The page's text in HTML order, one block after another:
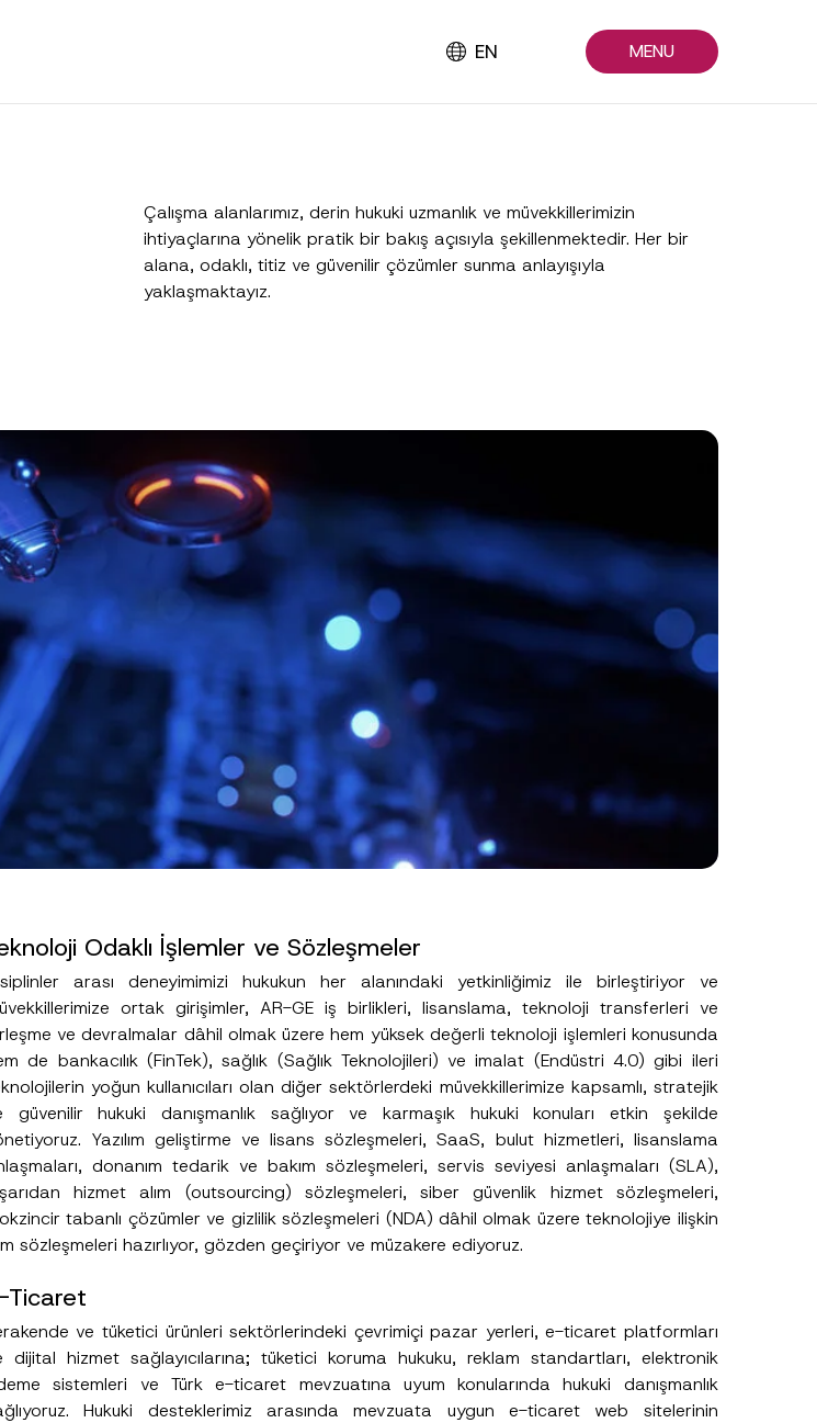
EN MENU
Çalışma alanlarımız, derin hukuki uzmanlık ve müvekkillerimizin
ihtiyaçlarına yönelik pratik bir bakış açısıyla şekillenmektedir. Her bir
alana, odaklı, titiz ve güvenilir çözümler sunma anlayışıyla
yaklaşmaktayız.
Odaklı İşlemler ve Sözleşmeler
arası deneyimimizi hukukun her alanındaki yetkinliğimiz ile birleştiriyor ve
ortak girişimler, AR-GE iş birlikleri, lisanslama, teknoloji transferleri ve
ve devralmalar dâhil olmak üzere hem yüksek değerli teknoloji işlemleri konusunda
de bankacılık (FinTek), sağlık (Sağlık Teknolojileri) ve imalat (Endüstri 4.0) gibi ileri
yoğun kullanıcıları olan diğer sektörlerdeki müvekkillerimize kapsamlı, stratejik
güvenilir hukuki danışmanlık sağlıyor ve karmaşık hukuki konuları etkin şekilde
Yazılım geliştirme ve lisans sözleşmeleri, SaaS, bulut hizmetleri, lisanslama
donanım tedarik ve bakım sözleşmeleri, servis seviyesi anlaşmaları (SLA),
hizmet alım (outsourcing) sözleşmeleri, siber güvenlik hizmet sözleşmeleri,
tabanlı çözümler ve gizlilik sözleşmeleri (NDA) dâhil olmak üzere teknolojiye ilişkin
sözleşmeleri hazırlıyor, gözden geçiriyor ve müzakere ediyoruz.
Ticaret
ve tüketici ürünleri sektörlerindeki çevrimiçi pazar yerleri, e-ticaret platformları
dijital hizmet sağlayıcılarına; tüketici koruma hukuku, reklam standartları, elektronik
sistemleri ve Türk e-ticaret mevzuatına uyum konularında hukuki danışmanlık
Hukuki desteklerimiz arasında mevzuata uygun e-ticaret web sitelerinin